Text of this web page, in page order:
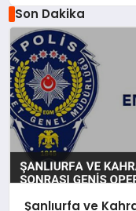
Son Dakika
Şanlıurfa ve